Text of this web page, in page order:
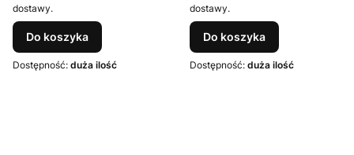
dostawy.
Do koszyka
Dostępność: duża ilość
dostawy.
Do koszyka
Dostępność: duża ilość